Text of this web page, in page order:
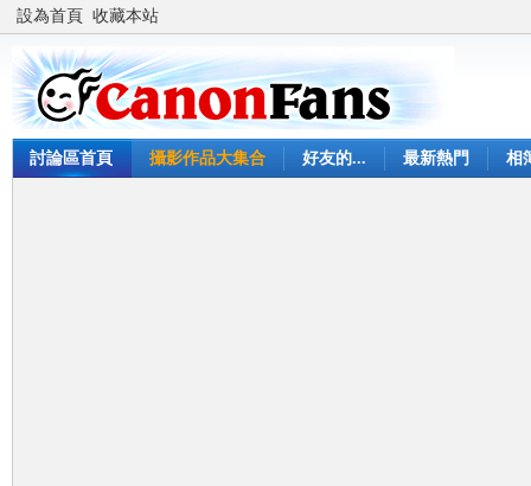
設為首頁 收藏本站
討論區首頁 攝影作品大集合 好友的... 最新熱門 相